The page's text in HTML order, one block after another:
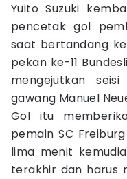
Yuito Suzuki
pencetak gol
saat bertandang
pekan ke-11
mengejutkan
gawang Manuel
Gol itu
pemain SC
lima menit
terakhir dan harus